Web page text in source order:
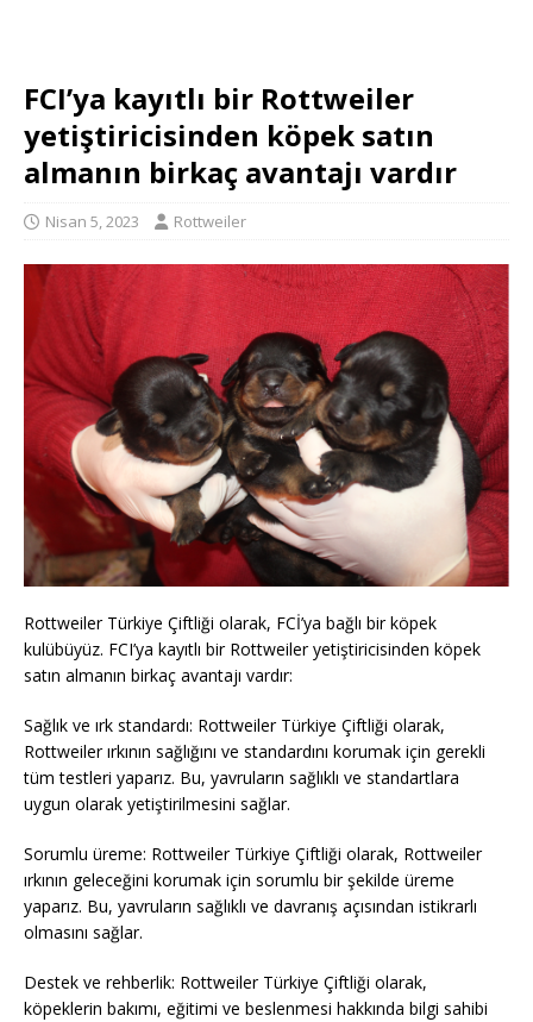
FCI’ya kayıtlı bir Rottweiler
yetiştiricisinden köpek satın
almanın birkaç avantajı vardır
Nisan 5, 2023 Rottweiler
Rottweiler Türkiye Çiftliği olarak, FCİ’ya bağlı bir köpek
kulübüyüz. FCI’ya kayıtlı bir Rottweiler yetiştiricisinden köpek
satın almanın birkaç avantajı vardır:
Sağlık ve ırk standardı: Rottweiler Türkiye Çiftliği olarak,
Rottweiler ırkının sağlığını ve standardını korumak için gerekli
tüm testleri yaparız. Bu, yavruların sağlıklı ve standartlara
uygun olarak yetiştirilmesini sağlar.
Sorumlu üreme: Rottweiler Türkiye Çiftliği olarak, Rottweiler
ırkının geleceğini korumak için sorumlu bir şekilde üreme
yaparız. Bu, yavruların sağlıklı ve davranış açısından istikrarlı
olmasını sağlar.
Destek ve rehberlik: Rottweiler Türkiye Çiftliği olarak,
köpeklerin bakımı, eğitimi ve beslenmesi hakkında bilgi sahibi